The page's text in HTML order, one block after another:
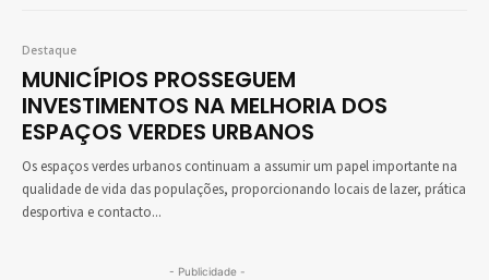
Destaque
MUNICÍPIOS PROSSEGUEM
INVESTIMENTOS NA MELHORIA DOS
ESPAÇOS VERDES URBANOS
Os espaços verdes urbanos continuam a assumir um papel importante na
qualidade de vida das populações, proporcionando locais de lazer, prática
desportiva e contacto...
- Publicidade -